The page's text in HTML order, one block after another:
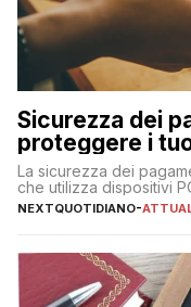
Sicurezza dei
proteggere i
La sicurezza dei
che utilizza dispositivi
NEXTQUOTIDIANO-